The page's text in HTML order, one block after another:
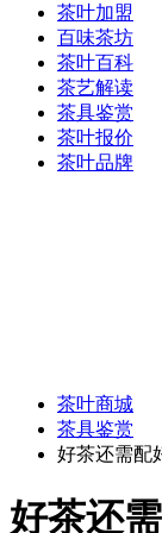
茶叶加盟
百味茶坊
茶叶百科
茶艺解读
茶具鉴赏
茶叶报价
茶叶品牌
茶叶商城
茶具鉴赏
好茶还需配
好茶还